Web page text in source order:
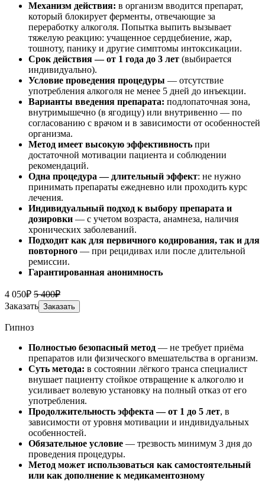
Механизм действия: в организм вводится препарат,
который блокирует ферменты, отвечающие за
переработку алкоголя. Попытка выпить вызывает
тяжелую реакцию: учащенное сердцебиение, жар,
тошноту, панику и другие симптомы интоксикации.
Срок действия — от 1 года до 3 лет (выбирается
индивидуально).
Условие проведения процедуры — отсутствие
употребления алкоголя не менее 5 дней до инъекции.
Варианты введения препарата: подлопаточная зона,
внутримышечно (в ягодицу) или внутривенно — по
согласованию с врачом и в зависимости от особенностей
организма.
Метод имеет высокую эффективность при
достаточной мотивации пациента и соблюдении
рекомендаций.
Одна процедура — длительный эффект: не нужно
принимать препараты ежедневно или проходить курс
лечения.
Индивидуальный подход к выбору препарата и
дозировки — с учетом возраста, анамнеза, наличия
хронических заболеваний.
Подходит как для первичного кодирования, так и для
повторного — при рецидивах или после длительной
ремиссии.
Гарантированная анонимность
4 050₽ 5 400₽
Заказать Заказать
Гипноз
Полностью безопасный метод — не требует приёма
препаратов или физического вмешательства в организм.
Суть метода: в состоянии лёгкого транса специалист
внушает пациенту стойкое отвращение к алкоголю и
усиливает волевую установку на полный отказ от его
употребления.
Продолжительность эффекта — от 1 до 5 лет, в
зависимости от уровня мотивации и индивидуальных
особенностей.
Обязательное условие — трезвость минимум 3 дня до
проведения процедуры.
Метод может использоваться как самостоятельный
или как дополнение к медикаментозному